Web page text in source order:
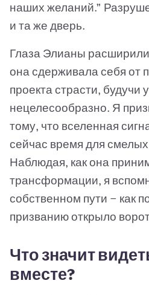
наших желаний.”
и та же дверь.
Глаза Элианы
она сдерживала себя от
проекта страсти, будучи
нецелесообразно. Я
тому, что вселенная
сейчас время для
Наблюдая, как она
трансформации, я
собственном пути — как
призванию открыло
Что значит
вместе?